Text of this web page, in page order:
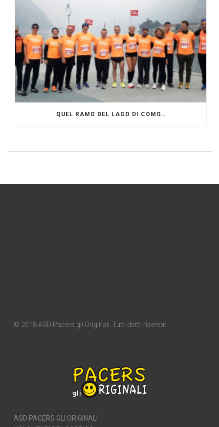
QUEL RAMO DEL LAGO DI COMO…
© 2018 ASD Pacers gli Originali. Tutti diritti riservati.
ASD PACERS GLI ORIGINALI